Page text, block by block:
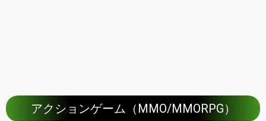
アクションゲーム（MMO/MMORPG）